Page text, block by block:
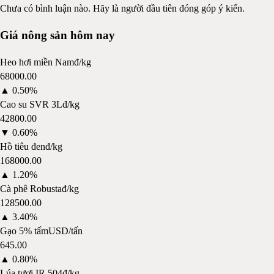
Chưa có bình luận nào. Hãy là người đầu tiên đóng góp ý kiến.
Giá nông sản hôm nay
Heo hơi miền Namđ/kg
68000.00
▲ 0.50%
Cao su SVR 3Lđ/kg
42800.00
▼ 0.60%
Hồ tiêu đenđ/kg
168000.00
▲ 1.20%
Cà phê Robustađ/kg
128500.00
▲ 3.40%
Gạo 5% tấmUSD/tấn
645.00
▲ 0.80%